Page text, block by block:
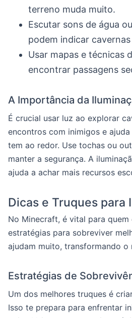
terreno muda muito.
Escutar sons de água
podem indicar
Usar mapas e técnicas
encontrar passagens
A Importância da
É crucial usar luz ao explorar
encontros com inimigos e
tem ao redor. Use tochas ou
manter a segurança. A
ajuda a achar mais recursos
Dicas e Truques para
No Minecraft, é vital para
estratégias para sobreviver
ajudam muito, transformando
Estratégias de
Um dos melhores truques é
Isso te prepara para enfrentar